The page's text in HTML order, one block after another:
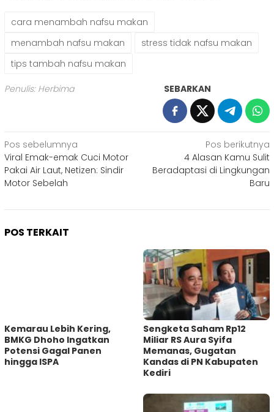
cara menambah nafsu makan
menambah nafsu makan
stress tidak nafsu makan
tips tambah nafsu makan
Penulis: Herbima SEBARKAN
Navigasi
pos
Pos sebelumnya
Viral Emak-emak Cuci Motor
Pakai Air Laut, Netizen: Sindir
Motor Sebelah
Pos berikutnya
4 Alasan Kamu Sulit
Beradaptasi di Lingkungan
Baru
POS TERKAIT
Kemarau Lebih Kering,
BMKG Dhoho Ingatkan
Potensi Gagal Panen
hingga ISPA
Sengketa Saham Rp12
Miliar RS Aura Syifa
Memanas, Gugatan
Kandas di PN Kabupaten
Kediri